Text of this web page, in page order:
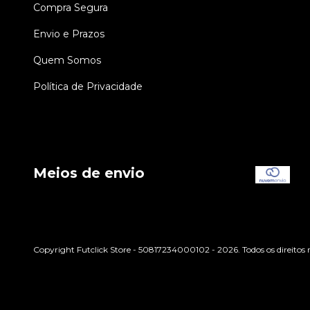
Compra Segura
Envio e Prazos
Quem Somos
Política de Privacidade
Meios de envio
Copyright Futclick Store - 50817234000102 - 2026. Todos os direitos